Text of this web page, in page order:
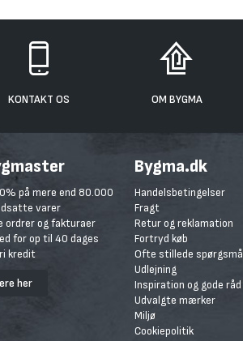
KONTAKT OS OM BYGMA
på mere end 80.000
varer
ordrer og fakturaer
for op til 40 dages
kredit
her
Bygma.dk
Handelsbetingelser
Fragt
Retur og reklamation
Fortryd køb
Ofte stillede
Udlejning
Inspiration og gode råd
Udvalgte mærker
Miljø
Cookiepolitik